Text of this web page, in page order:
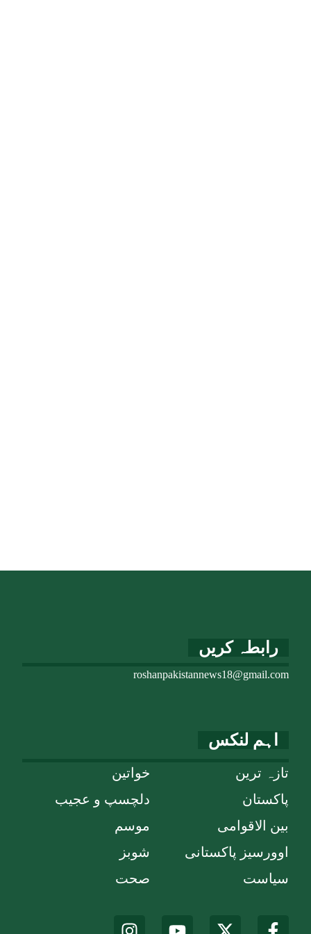
اہم لنکس
خواتین
دلچسپ و عجیب
موسم
شوبز
صحت
تازہ ترین
پاکستان
بین الاقوامی
اوورسیز پاکستانی
سیاست
رابطہ کریں
roshanpakistannews18@gmail.com